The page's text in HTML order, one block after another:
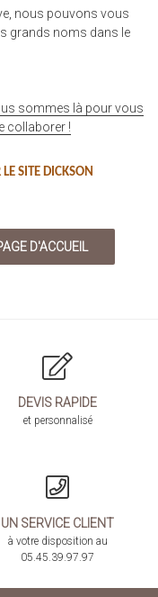
nous pouvons vous
grands noms dans le
sommes là pour vous
collaborer !
SITE DICKSON
DEVIS RAPIDE
et personnalisé
UN SERVICE CLIENT
à votre disposition au
05.45.39.97.97